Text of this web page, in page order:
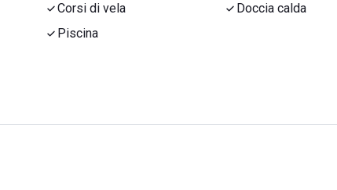
Corsi di vela
Doccia calda
Piscina